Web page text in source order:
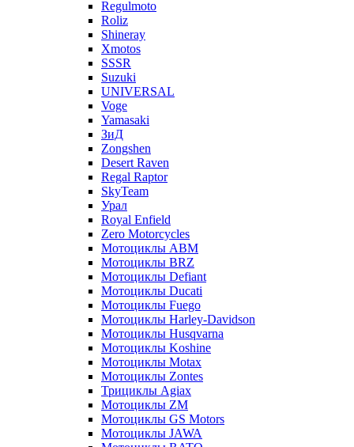
Regulmoto
Roliz
Shineray
Xmotos
SSSR
Suzuki
UNIVERSAL
Voge
Yamasaki
ЗиД
Zongshen
Desert Raven
Regal Raptor
SkyTeam
Урал
Royal Enfield
Zero Motorcycles
Мотоциклы ABM
Мотоциклы BRZ
Мотоциклы Defiant
Мотоциклы Ducati
Мотоциклы Fuego
Мотоциклы Harley-Davidson
Мотоциклы Husqvarna
Мотоциклы Koshine
Мотоциклы Motax
Мотоциклы Zontes
Трициклы Agiax
Мотоциклы ZM
Мотоциклы GS Motors
Мотоциклы JAWA